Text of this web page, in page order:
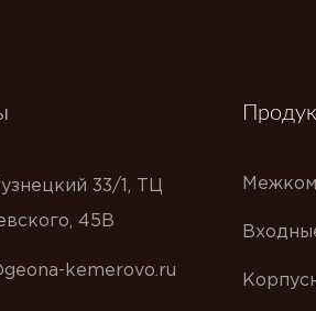
33/1, ТЦ
45В
kemerovo.ru